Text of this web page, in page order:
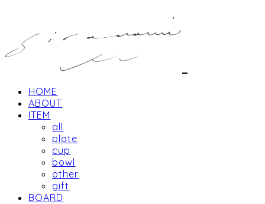
HOME
ABOUT
ITEM
all
plate
cup
bowl
other
gift
BOARD